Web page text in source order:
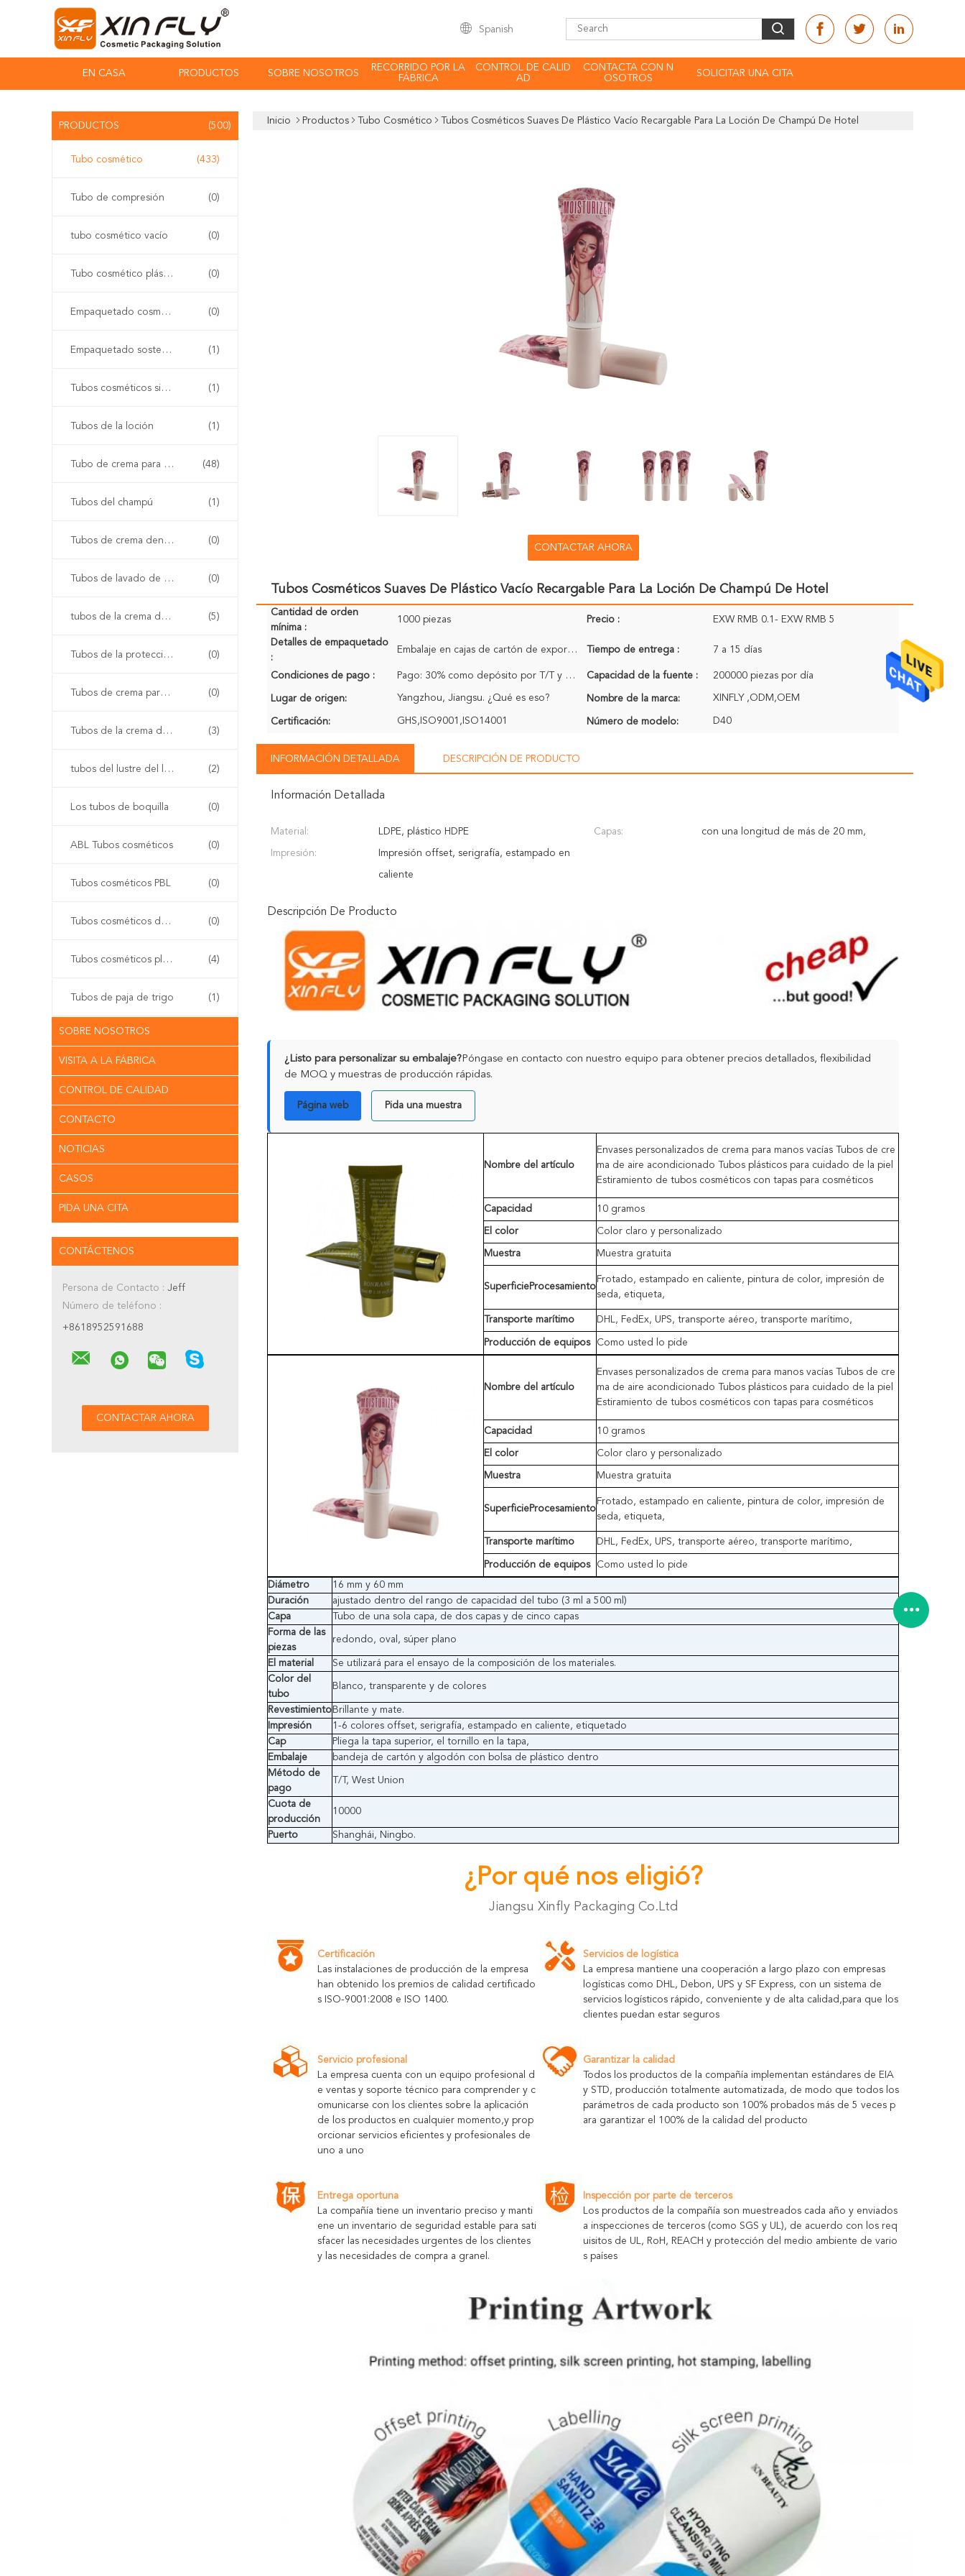
Spanish
EN CASA PRODUCTOS SOBRE NOSOTROS
RECORRIDO POR LA
FÁBRICA
CONTROL DE CALID
AD
CONTACTA CON N
OSOTROS
SOLICITAR UNA CITA
PRODUCTOS (500)
Tubo cosmético (433)
Tubo de compresión (0)
tubo cosmético vacío (0)
Tubo cosmético plástico (0)
Empaquetado cosmético del tubo (0)
Empaquetado sostenible (1)
Tubos cosméticos sin aire (1)
Tubos de la loción (1)
Tubo de crema para las manos (48)
Tubos del champú (1)
Tubos de crema dental (0)
Tubos de lavado de cara (0)
tubos de la crema del bb (5)
Tubos de la protección solar (0)
Tubos de crema para el rostro (0)
Tubos de la crema del ojo (3)
tubos del lustre del labio (2)
Los tubos de boquilla (0)
ABL Tubos cosméticos (0)
Tubos cosméticos PBL (0)
Tubos cosméticos de aluminio (0)
Tubos cosméticos plásticos de la polimerización en cadena (4)
Tubos de paja de trigo (1)
SOBRE NOSOTROS
VISITA A LA FÁBRICA
CONTROL DE CALIDAD
CONTACTO
NOTICIAS
CASOS
PIDA UNA CITA
CONTÁCTENOS
Persona de Contacto : Jeff
Número de teléfono :
+8618952591688
Inicio Productos Tubo Cosmético Tubos Cosméticos Suaves De Plástico Vacío Recargable Para La Loción De Champú De Hotel
CONTACTAR AHORA
Tubos Cosméticos Suaves De Plástico Vacío Recargable Para La Loción De Champú De Hotel
Cantidad de orden
mínima :
1000 piezas Precio : EXW RMB 0.1- EXW RMB 5
Detalles de empaquetado
:
Embalaje en cajas de cartón de exportación Tiempo de entrega : 7 a 15 días
Condiciones de pago : Pago: 30% como depósito por T/T y el saldo 70% pagado en la copia del recibo de B/L Capacidad de la fuente : 200000 piezas por día
Lugar de origen: Yangzhou, Jiangsu. ¿Qué es eso? Nombre de la marca: XINFLY ,ODM,OEM
Certificación: GHS,ISO9001,ISO14001 Número de modelo: D40
INFORMACIÓN DETALLADA DESCRIPCIÓN DE PRODUCTO
Información Detallada
Material: LDPE, plástico HDPE Capas: con una longitud de más de 20 mm,
Impresión: Impresión offset, serigrafía, estampado en
caliente
Descripción De Producto
¿Listo para personalizar su embalaje?Póngase en contacto con nuestro equipo para obtener precios detallados, flexibilidad
de MOQ y muestras de producción rápidas.
Página web Pida una muestra
Nombre del artículo
Envases personalizados de crema para manos vacías Tubos de cre
ma de aire acondicionado Tubos plásticos para cuidado de la piel
Estiramiento de tubos cosméticos con tapas para cosméticos
Capacidad 10 gramos
El color Color claro y personalizado
Muestra Muestra gratuita
SuperficieProcesamiento
Frotado, estampado en caliente, pintura de color, impresión de
seda, etiqueta,
Transporte marítimo DHL, FedEx, UPS, transporte aéreo, transporte marítimo,
Producción de equipos Como usted lo pide
Nombre del artículo
Envases personalizados de crema para manos vacías Tubos de cre
ma de aire acondicionado Tubos plásticos para cuidado de la piel
Estiramiento de tubos cosméticos con tapas para cosméticos
Capacidad 10 gramos
El color Color claro y personalizado
Muestra Muestra gratuita
SuperficieProcesamiento
Frotado, estampado en caliente, pintura de color, impresión de
seda, etiqueta,
Transporte marítimo DHL, FedEx, UPS, transporte aéreo, transporte marítimo,
Producción de equipos
Como usted lo pide
Diámetro
16 mm y 60 mm
Duración
ajustado dentro del rango de capacidad del tubo (3 ml a 500 ml)
Capa
Tubo de una sola capa, de dos capas y de cinco capas
Forma de las
piezas
redondo, oval, súper plano
El material
Se utilizará para el ensayo de la composición de los materiales.
Color del
tubo
Blanco, transparente y de colores
Revestimiento Brillante y mate.
Impresión
1-6 colores offset, serigrafía, estampado en caliente, etiquetado
Cap
Pliega la tapa superior, el tornillo en la tapa,
Embalaje
bandeja de cartón y algodón con bolsa de plástico dentro
Método de
pago
T/T, West Union
Cuota de
producción
10000
Puerto Shanghái, Ningbo.
¿Por qué nos eligió?
Jiangsu Xinfly Packaging Co.Ltd
Certificación
Las instalaciones de producción de la empresa
han obtenido los premios de calidad certificado
s ISO-9001:2008 e ISO 1400.
Servicios de logística
La empresa mantiene una cooperación a largo plazo con empresas
logísticas como DHL, Debon, UPS y SF Express, con un sistema de
servicios logísticos rápido, conveniente y de alta calidad,para que los
clientes puedan estar seguros
Servicio profesional
La empresa cuenta con un equipo profesional d
e ventas y soporte técnico para comprender y c
omunicarse con los clientes sobre la aplicación
de los productos en cualquier momento,y prop
orcionar servicios eficientes y profesionales de
uno a uno
Garantizar la calidad
Todos los productos de la compañía implementan estándares de EIA
y STD, producción totalmente automatizada, de modo que todos los
parámetros de cada producto son 100% probados más de 5 veces p
ara garantizar el 100% de la calidad del producto
Entrega oportuna
La compañía tiene un inventario preciso y manti
ene un inventario de seguridad estable para sati
sfacer las necesidades urgentes de los clientes
y las necesidades de compra a granel.
Inspección por parte de terceros
Los productos de la compañía son muestreados cada año y enviados
a inspecciones de terceros (como SGS y UL), de acuerdo con los req
uisitos de UL, RoH, REACH y protección del medio ambiente de vario
s países